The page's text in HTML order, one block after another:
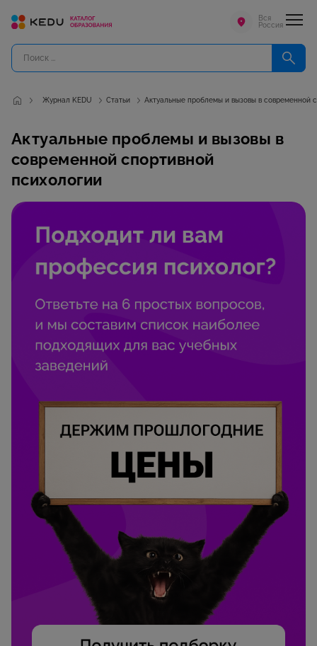
Вся
Россия
Журнал KEDU Статьи Актуальные проблемы и вызовы в современной
Актуальные проблемы и вызовы в
современной спортивной
психологии